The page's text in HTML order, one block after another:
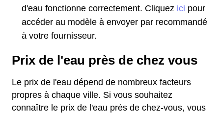
d'eau fonctionne correctement. Cliquez ici pour
accéder au modèle à envoyer par recommandé
à votre fournisseur.
Prix de l'eau près de chez vous
Le prix de l'eau dépend de nombreux facteurs
propres à chaque ville. Si vous souhaitez
connaître le prix de l'eau près de chez-vous, vous